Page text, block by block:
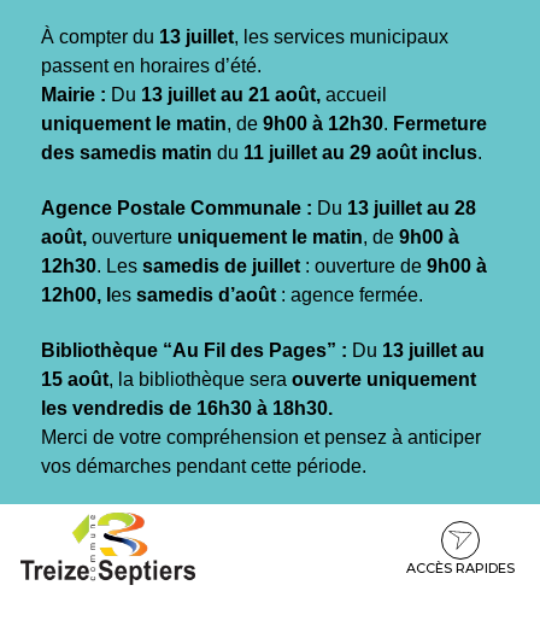
À compter du 13 juillet, les services municipaux
passent en horaires d’été.
Mairie : Du 13 juillet au 21 août, accueil
uniquement le matin, de 9h00 à 12h30. Fermeture
des samedis matin du 11 juillet au 29 août inclus.
Agence Postale Communale : Du 13 juillet au 28
août, ouverture uniquement le matin, de 9h00 à
12h30. Les samedis de juillet : ouverture de 9h00 à
12h00, l es samedis d’août : agence fermée.
Bibliothèque “Au Fil des Pages” : Du 13 juillet au
15 août, la bibliothèque sera ouverte uniquement
les vendredis de 16h30 à 18h30.
Merci de votre compréhension et pensez à anticiper
vos démarches pendant cette période.
contenu
pied
ACCÈS RAPIDES